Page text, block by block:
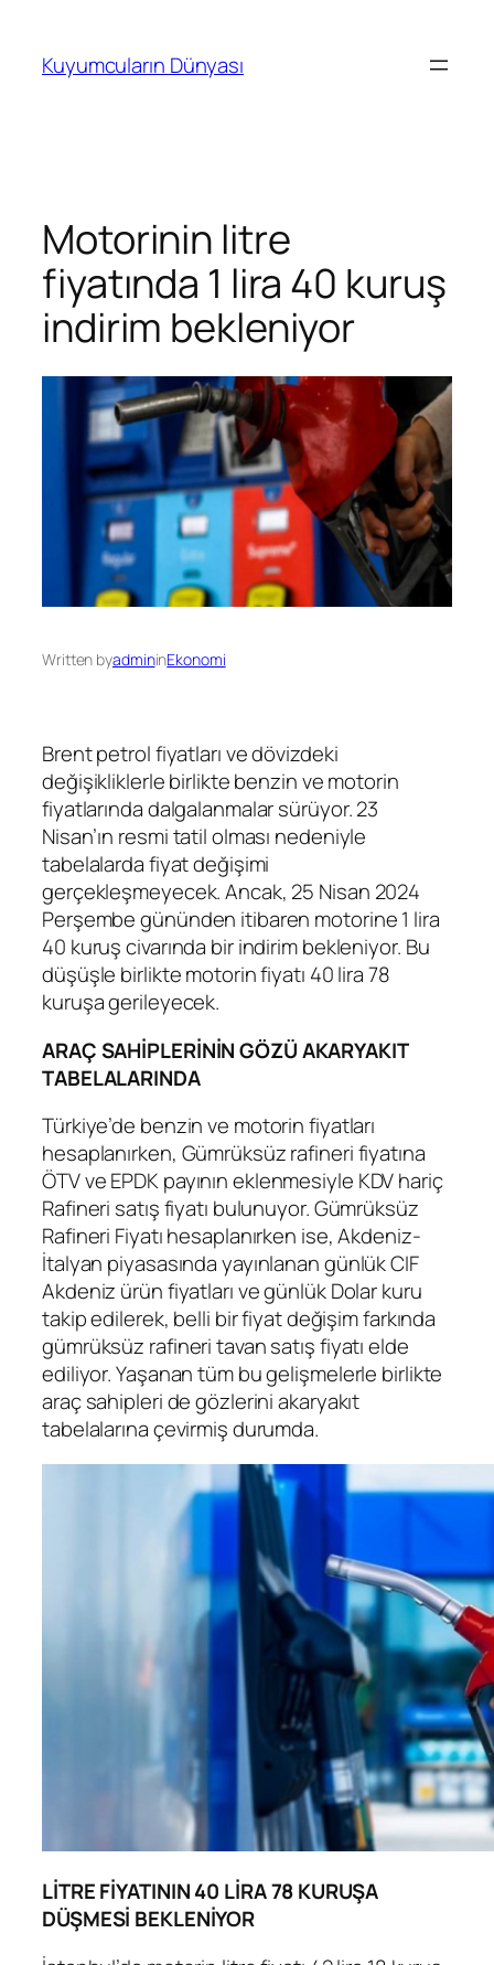
Kuyumcuların Dünyası
Motorinin litre
fiyatında 1 lira 40 kuruş
indirim bekleniyor
Written byadmininEkonomi
Brent petrol fiyatları ve dövizdeki
değişikliklerle birlikte benzin ve motorin
fiyatlarında dalgalanmalar sürüyor. 23
Nisan’ın resmi tatil olması nedeniyle
tabelalarda fiyat değişimi
gerçekleşmeyecek. Ancak, 25 Nisan 2024
Perşembe gününden itibaren motorine 1 lira
40 kuruş civarında bir indirim bekleniyor. Bu
düşüşle birlikte motorin fiyatı 40 lira 78
kuruşa gerileyecek.
ARAÇ SAHİPLERİNİN GÖZÜ AKARYAKIT
TABELALARINDA
Türkiye’de benzin ve motorin fiyatları
hesaplanırken, Gümrüksüz rafineri fiyatına
ÖTV ve EPDK payının eklenmesiyle KDV hariç
Rafineri satış fiyatı bulunuyor. Gümrüksüz
Rafineri Fiyatı hesaplanırken ise, Akdeniz-
İtalyan piyasasında yayınlanan günlük CIF
Akdeniz ürün fiyatları ve günlük Dolar kuru
takip edilerek, belli bir fiyat değişim farkında
gümrüksüz rafineri tavan satış fiyatı elde
ediliyor. Yaşanan tüm bu gelişmelerle birlikte
araç sahipleri de gözlerini akaryakıt
tabelalarına çevirmiş durumda.
LİTRE FİYATININ 40 LİRA 78 KURUŞA
DÜŞMESİ BEKLENİYOR